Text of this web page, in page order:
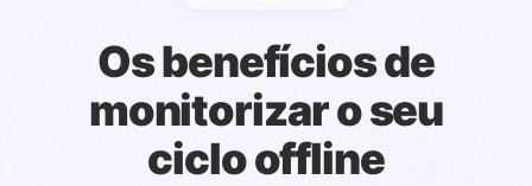
Os benefícios de
monitorizar o seu
ciclo offline